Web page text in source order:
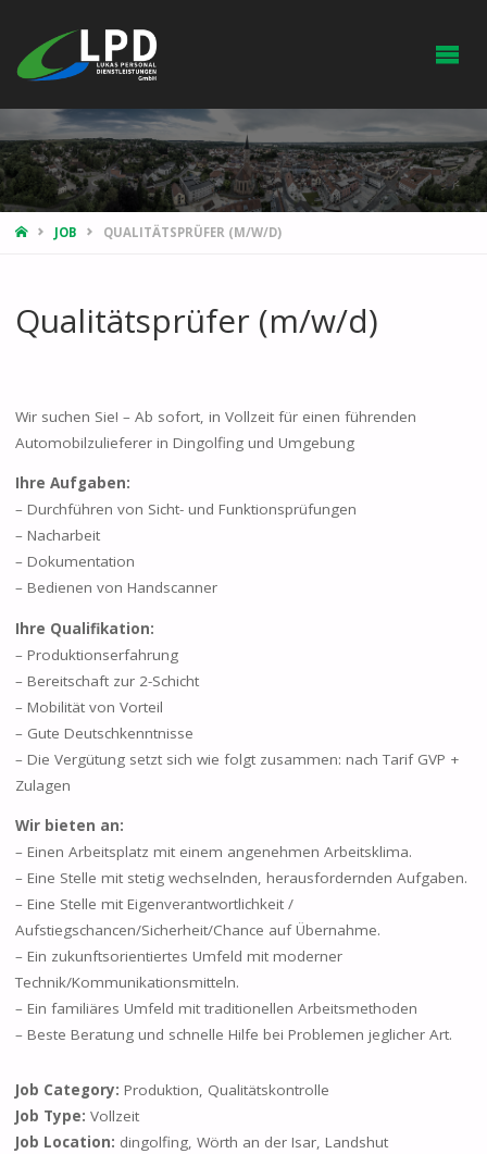
HOMEJOB QUALITÄTSPRÜFER (M/W/D)
Qualitätsprüfer (m/w/d)
Wir suchen Sie! – Ab sofort, in Vollzeit für einen führenden
Automobilzulieferer in Dingolfing und Umgebung
Ihre Aufgaben:
– Durchführen von Sicht- und Funktionsprüfungen
– Nacharbeit
– Dokumentation
– Bedienen von Handscanner
Ihre Qualifikation:
– Produktionserfahrung
– Bereitschaft zur 2-Schicht
– Mobilität von Vorteil
– Gute Deutschkenntnisse
– Die Vergütung setzt sich wie folgt zusammen: nach Tarif GVP +
Zulagen
Wir bieten an:
– Einen Arbeitsplatz mit einem angenehmen Arbeitsklima.
– Eine Stelle mit stetig wechselnden, herausfordernden Aufgaben.
– Eine Stelle mit Eigenverantwortlichkeit /
Aufstiegschancen/Sicherheit/Chance auf Übernahme.
– Ein zukunftsorientiertes Umfeld mit moderner
Technik/Kommunikationsmitteln.
– Ein familiäres Umfeld mit traditionellen Arbeitsmethoden
– Beste Beratung und schnelle Hilfe bei Problemen jeglicher Art.
Job Category: Produktion Qualitätskontrolle
Job Type: Vollzeit
Job Location: dingolfing Wörth an der Isar Landshut